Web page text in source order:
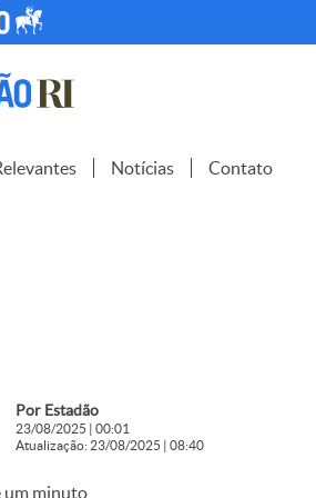
Notícias Contato
Por Estadão
23/08/2025 | 00:01
Atualização: 23/08/2025 | 08:40
um minuto